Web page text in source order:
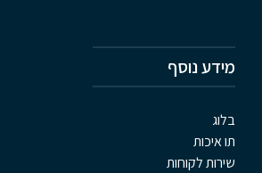
מידע נוסף
בלוג
תו איכות
שירות לקוחות